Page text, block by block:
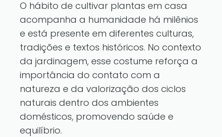
O hábito de cultivar plantas em casa
acompanha a humanidade há milênios
e está presente em diferentes culturas,
tradições e textos históricos. No contexto
da jardinagem, esse costume reforça a
importância do contato com a
natureza e da valorização dos ciclos
naturais dentro dos ambientes
domésticos, promovendo saúde e
equilíbrio.